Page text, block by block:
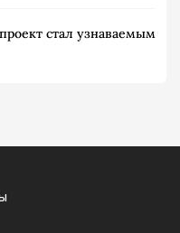
стал узнаваемым